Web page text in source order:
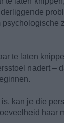
te laten
nadert –
kan je die
haar